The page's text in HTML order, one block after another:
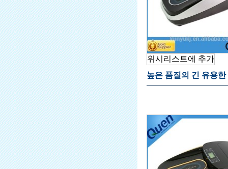
위시리스트에 추가
높은 품질의 긴 유용한
펜서 홈